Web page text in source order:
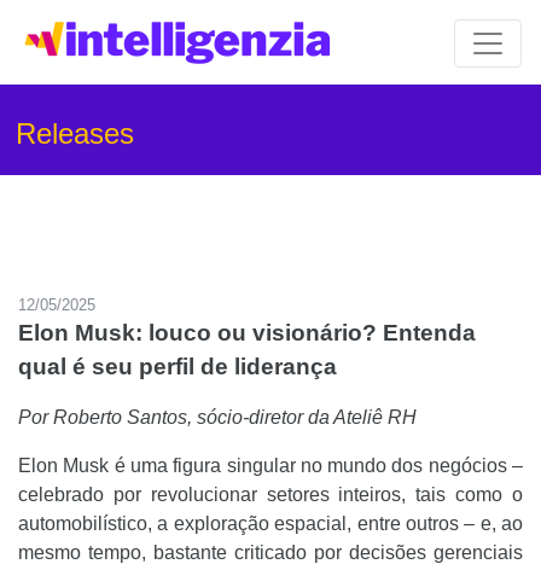
Releases
12/05/2025
Elon Musk: louco ou visionário? Entenda
qual é seu perfil de liderança
Por Roberto Santos, sócio-diretor da Ateliê RH
Elon Musk é uma figura singular no mundo dos negócios –
celebrado por revolucionar setores inteiros, tais como o
automobilístico, a exploração espacial, entre outros – e, ao
mesmo tempo, bastante criticado por decisões gerenciais